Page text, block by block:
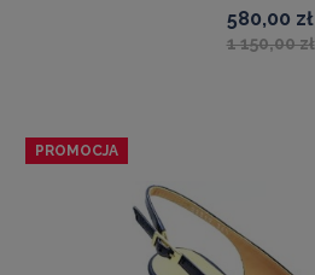
580,00 zł
1 150,00 zł
PROMOCJA